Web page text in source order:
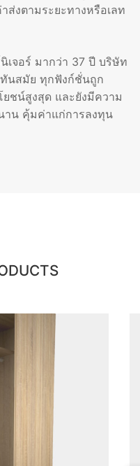
ส่งตามระยะทางหรือเลท
เจอร์ มากว่า 37 ปี บริษัท
นสมัย ทุกฟังก์ชั่นถูก
ยชน์สูงสุด และยังมีความ
าน คุ้มค่าแก่การลงทุน